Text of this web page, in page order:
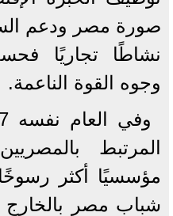
صورة مصر ودعم
نشاطًا تجاريًا
وجوه القوة الناعمة.
المرتبط
مؤسسيًا أكثر
شباب مصر بالخارج